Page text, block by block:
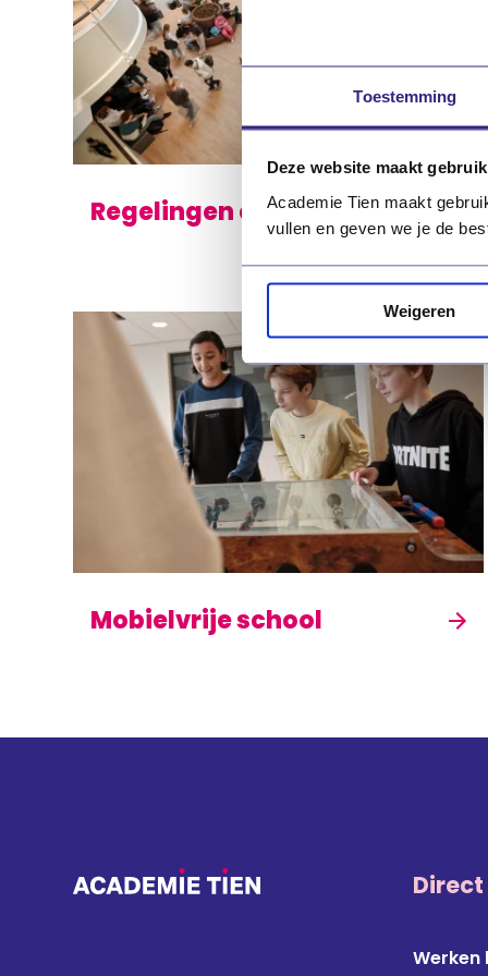
Toestemming
Deze website maakt
Academie Tien maakt
vullen en geven we je de
Weigeren
Regelingen en documenten
Mobielvrije school
Werken